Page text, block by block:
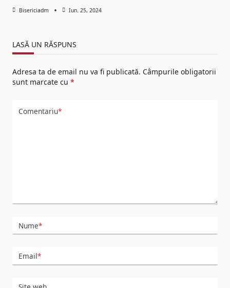
Bisericiadm Iun. 25, 2024
LASĂ UN RĂSPUNS
Adresa ta de email nu va fi publicată. Câmpurile obligatorii
sunt marcate cu *
Comentariu*
Nume*
Email*